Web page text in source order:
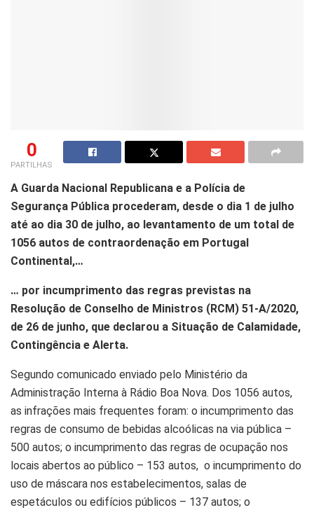
0
PARTILHAS
A Guarda Nacional Republicana e a Polícia de
Segurança Pública procederam, desde o dia 1 de julho
até ao dia 30 de julho, ao levantamento de um total de
1056 autos de contraordenação em Portugal
Continental,…
… por incumprimento das regras previstas na
Resolução de Conselho de Ministros (RCM) 51-A/2020,
de 26 de junho, que declarou a Situação de Calamidade,
Contingência e Alerta.
Segundo comunicado enviado pelo Ministério da
Administração Interna à Rádio Boa Nova. Dos 1056 autos,
as infrações mais frequentes foram: o incumprimento das
regras de consumo de bebidas alcoólicas na via pública –
500 autos; o incumprimento das regras de ocupação nos
locais abertos ao público – 153 autos, o incumprimento do
uso de máscara nos estabelecimentos, salas de
espetáculos ou edifícios públicos – 137 autos; o